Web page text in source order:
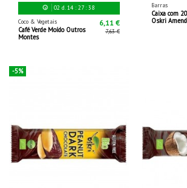
02 d. 14 :27:36
Coco & Vegetais
Café Verde Moído Outros
Montes
6,11 €
7,63 €
Barras
Caixa com
Oskri
-5%